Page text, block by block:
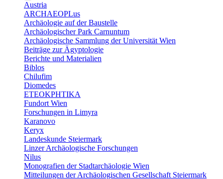
Austria
ARCHAEOPLus
Archäologie auf der Baustelle
Archäologischer Park Carnuntum
Archäologische Sammlung der Universität Wien
Beiträge zur Ägyptologie
Berichte und Materialien
Biblos
Chilufim
Diomedes
ETEOKPHTIKA
Fundort Wien
Forschungen in Limyra
Karanovo
Keryx
Landeskunde Steiermark
Linzer Archäologische Forschungen
Nilus
Monografien der Stadtarchäologie Wien
Mitteilungen der Archäologischen Gesellschaft Steiermark